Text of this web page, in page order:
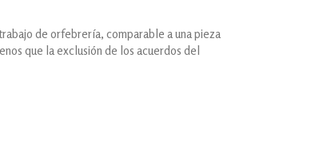
de orfebrería, comparable a una pieza
que la exclusión de los acuerdos del